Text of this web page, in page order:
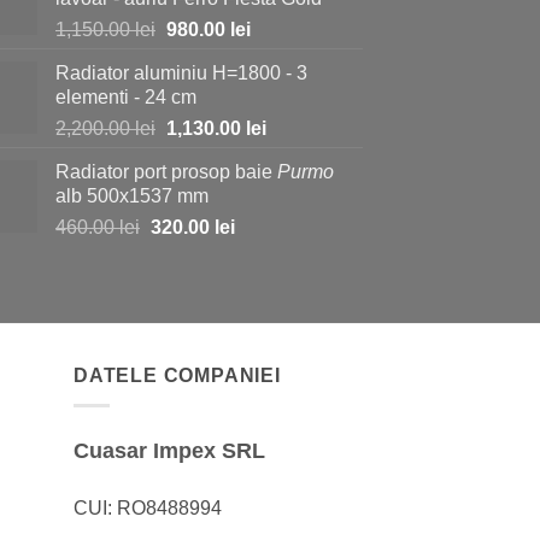
fost:
1,150.00 lei.
730.00 lei.
1,150.00lei Prețul
a
fost:
1,150.00 lei.
980.00 leiPrețul
este:
Radiator aluminiu H=1800 - 3
elementi - 24 cm
2,200.00lei Prețul
a
fost:
2,200.00 lei.
1,130.00 leiPrețul
este:
Radiator port prosop baie Purmo
alb 500x1537 mm
460.00lei Prețul
460.00 lei.
320.00 leiPrețul
DATELE COMPANIEI
Cuasar Impex SRL
CUI: RO8488994